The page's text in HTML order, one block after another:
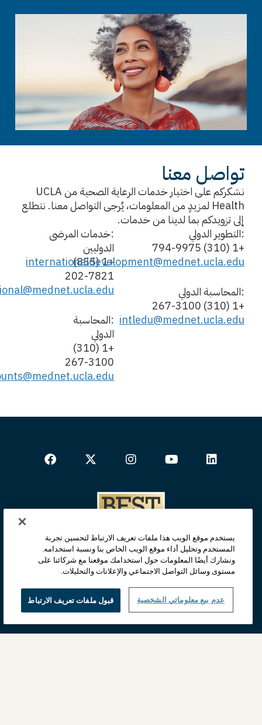
تواصل معنا
نشكركم على اختيار خدمات الرعاية الصحية من UCLA
Health لمزيدٍ من المعلومات، يُرجى التواصل معنا. نتطلع
إلى تزويدكم بما لدينا من خدمات.
:خدمات المرضى
الدوليين
+1 (855)
202-7821
:المحاسبة
الدولي
+1 (310)
267-3100
:التطوير الدولي
+1 (310) 794-9975
internationaldevelopment@mednet.ucla.edu
:المحاسبة الدولي
+1 (310) 267-3100
intledu@mednet.ucla.edu
الصفحة الرئيسية
يستخدم موقع الويب هذا ملفات تعريف الارتباط لتحسين تجربة
المستخدم وتحليل أداء موقع الويب الخاص بنا ونسبة استخدامه.
ونشارك أيضًا المعلومات حول استخدامك موقعنا مع شركائنا على
مستوى وسائل التواصل الاجتماعي والإعلانات والتحليلات.
قبول ملفات تعريف الارتباط عدم بيع معلوماتي الشخصية